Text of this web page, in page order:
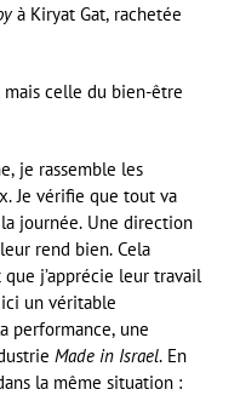
à Kiryat Gat, rachetée
celle du bien-être
je rassemble les
Je vérifie que tout va
journée. Une direction
rend bien. Cela
j’apprécie leur travail
un véritable
performance, une
Made in Israel. En
la même situation :